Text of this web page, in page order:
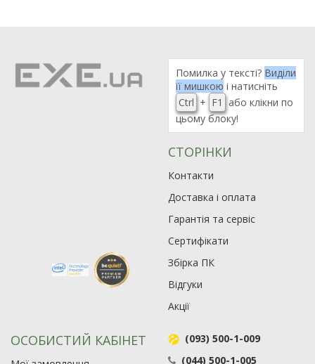
Помилка у тексті? Виділи
її мишкою і натисніть
Ctrl + F1
або клікни по
цьому блоку!
СТОРІНКИ
Контакти
Доставка і оплата
Гарантія та сервіс
Сертифікати
Збірка ПК
Відгуки
Акції
ОСОБИСТИЙ КАБІНЕТ
(093) 500-1-009
(044) 500-1-005